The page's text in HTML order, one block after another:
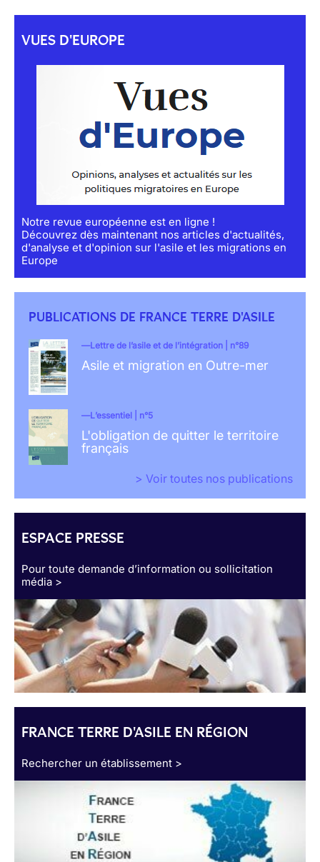
VUES D'EUROPE
Notre revue européenne est en ligne !
Découvrez dès maintenant nos articles d'actualités,
d'analyse et d'opinion sur l'asile et les migrations en
Europe
PUBLICATIONS DE FRANCE TERRE D'ASILE
Lettre de l’asile et de l’intégration | n°89
Asile et migration en Outre-mer
L’essentiel | n°5
L'obligation de quitter le territoire
français
> Voir toutes nos publications
ESPACE PRESSE
Pour toute demande d’information ou sollicitation
média >
FRANCE TERRE D'ASILE EN RÉGION
Rechercher un établissement >